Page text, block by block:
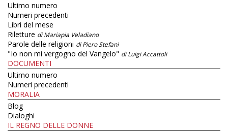
Ultimo numero
Numeri precedenti
Libri del mese
Riletture di Mariapia Veladiano
Parole delle religioni di Piero Stefani
"Io non mi vergogno del Vangelo" di Luigi Accattoli
DOCUMENTI
Ultimo numero
Numeri precedenti
MORALIA
Blog
Dialoghi
IL REGNO DELLE DONNE